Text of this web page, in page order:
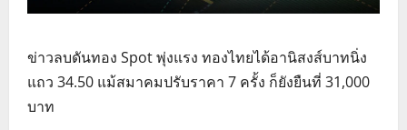
ข่าวลบดันทอง Spot พุ่งแรง ทองไทยได้อานิสงส์บาทนิ่ง
แถว 34.50 แม้สมาคมปรับราคา 7 ครั้ง ก็ยังยืนที่ 31,000
บาท